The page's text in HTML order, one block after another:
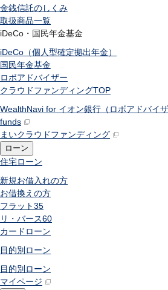
金銭信託のしくみ
取扱商品一覧
iDeCo・国民年金基金
iDeCo（個人型確定拠出年金）
国民年金基金
ロボアドバイザー
クラウドファンディングTOP
WealthNavi for イオン銀行（ロボアドバイザ
funds
まいクラウドファンディング
ローン
住宅ローン
新規お借入れの方
お借換えの方
フラット35
リ・バース60
カードローン
目的別ローン
目的別ローン
マイページ